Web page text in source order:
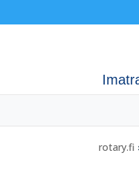
rotary.fi